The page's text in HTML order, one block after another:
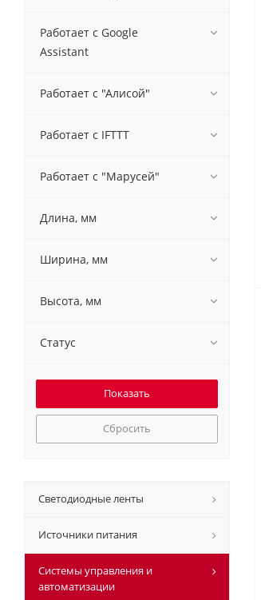
Работает с Google
Assistant
Работает с "Алисой"
Работает с IFTTT
Работает с "Марусей"
Длина, мм
Ширина, мм
Высота, мм
Статус
Сбросить
Светодиодные ленты
Источники питания
Системы управления и
автоматизации